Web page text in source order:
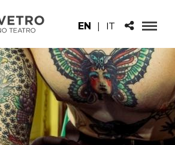
EN | IT